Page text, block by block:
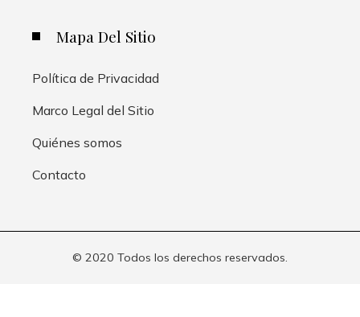
Mapa Del Sitio
Política de Privacidad
Marco Legal del Sitio
Quiénes somos
Contacto
© 2020 Todos los derechos reservados.